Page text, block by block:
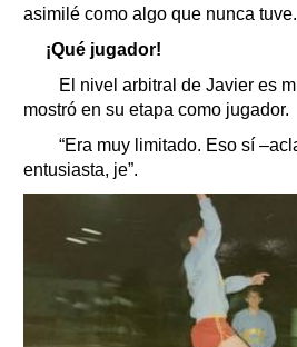
asimilé como algo que nunca tuve.
¡Qué jugador!
El nivel arbitral de Javier es
mostró en su etapa como jugador.
“Era muy limitado. Eso sí
entusiasta, je”.